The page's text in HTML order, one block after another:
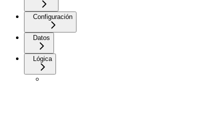
Configuración
Datos
Lógica